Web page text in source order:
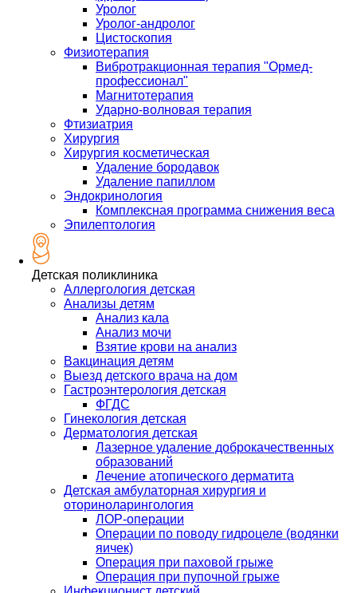
Уролог
Уролог-андролог
Цистоскопия
Физиотерапия
Вибротракционная терапия "Ормед-
профессионал"
Магнитотерапия
Ударно-волновая терапия
Фтизиатрия
Хирургия
Хирургия косметическая
Удаление бородавок
Удаление папиллом
Эндокринология
Комплексная программа снижения веса
Эпилептология
Детская поликлиника
Аллергология детская
Анализы детям
Анализ кала
Анализ мочи
Взятие крови на анализ
Вакцинация детям
Выезд детского врача на дом
Гастроэнтерология детская
ФГДС
Гинекология детская
Дерматология детская
Лазерное удаление доброкачественных
образований
Лечение атопического дерматита
Детская амбулаторная хирургия и
оториноларингология
ЛОР-операции
Операции по поводу гидроцеле (водянки
яичек)
Операция при паховой грыже
Операция при пупочной грыже